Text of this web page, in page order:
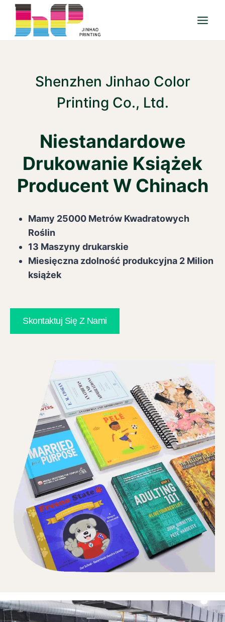
Przejdź
treści
Shenzhen Jinhao Color
Printing Co., Ltd.
Niestandardowe
Drukowanie Książek
Producent W Chinach
Mamy 25000 Metrów Kwadratowych
Roślin
13 Maszyny drukarskie
Miesięczna zdolność produkcyjna 2 Milion
książek
Skontaktuj Się Z Nami